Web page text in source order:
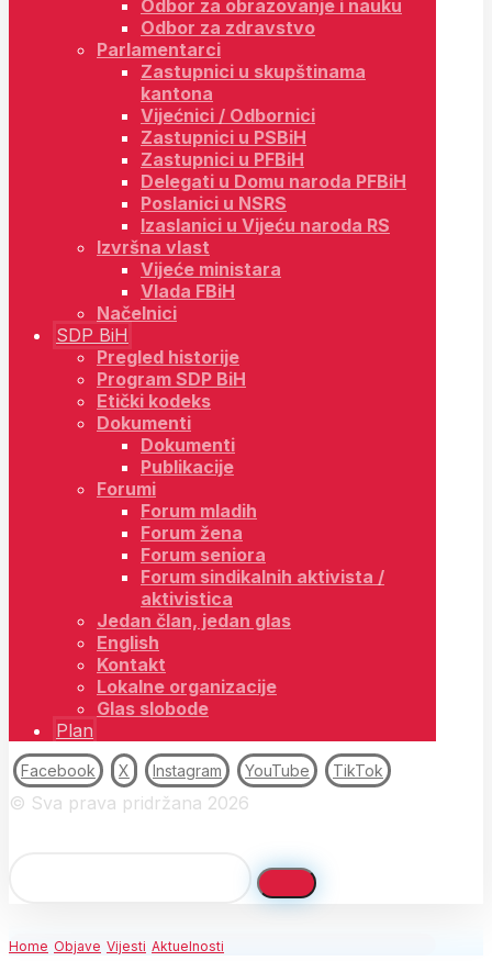
Odbor za obrazovanje i nauku
Odbor za zdravstvo
Parlamentarci
Zastupnici u skupštinama
kantona
Vijećnici / Odbornici
Zastupnici u PSBiH
Zastupnici u PFBiH
Delegati u Domu naroda PFBiH
Poslanici u NSRS
Izaslanici u Vijeću naroda RS
Izvršna vlast
Vijeće ministara
Vlada FBiH
Načelnici
SDP BiH
Pregled historije
Program SDP BiH
Etički kodeks
Dokumenti
Dokumenti
Publikacije
Forumi
Forum mladih
Forum žena
Forum seniora
Forum sindikalnih aktivista /
aktivistica
Jedan član, jedan glas
English
Kontakt
Lokalne organizacije
Glas slobode
Plan
Facebook X Instagram YouTube TikTok
© Sva prava pridržana 2026
Home Objave Vijesti Aktuelnosti